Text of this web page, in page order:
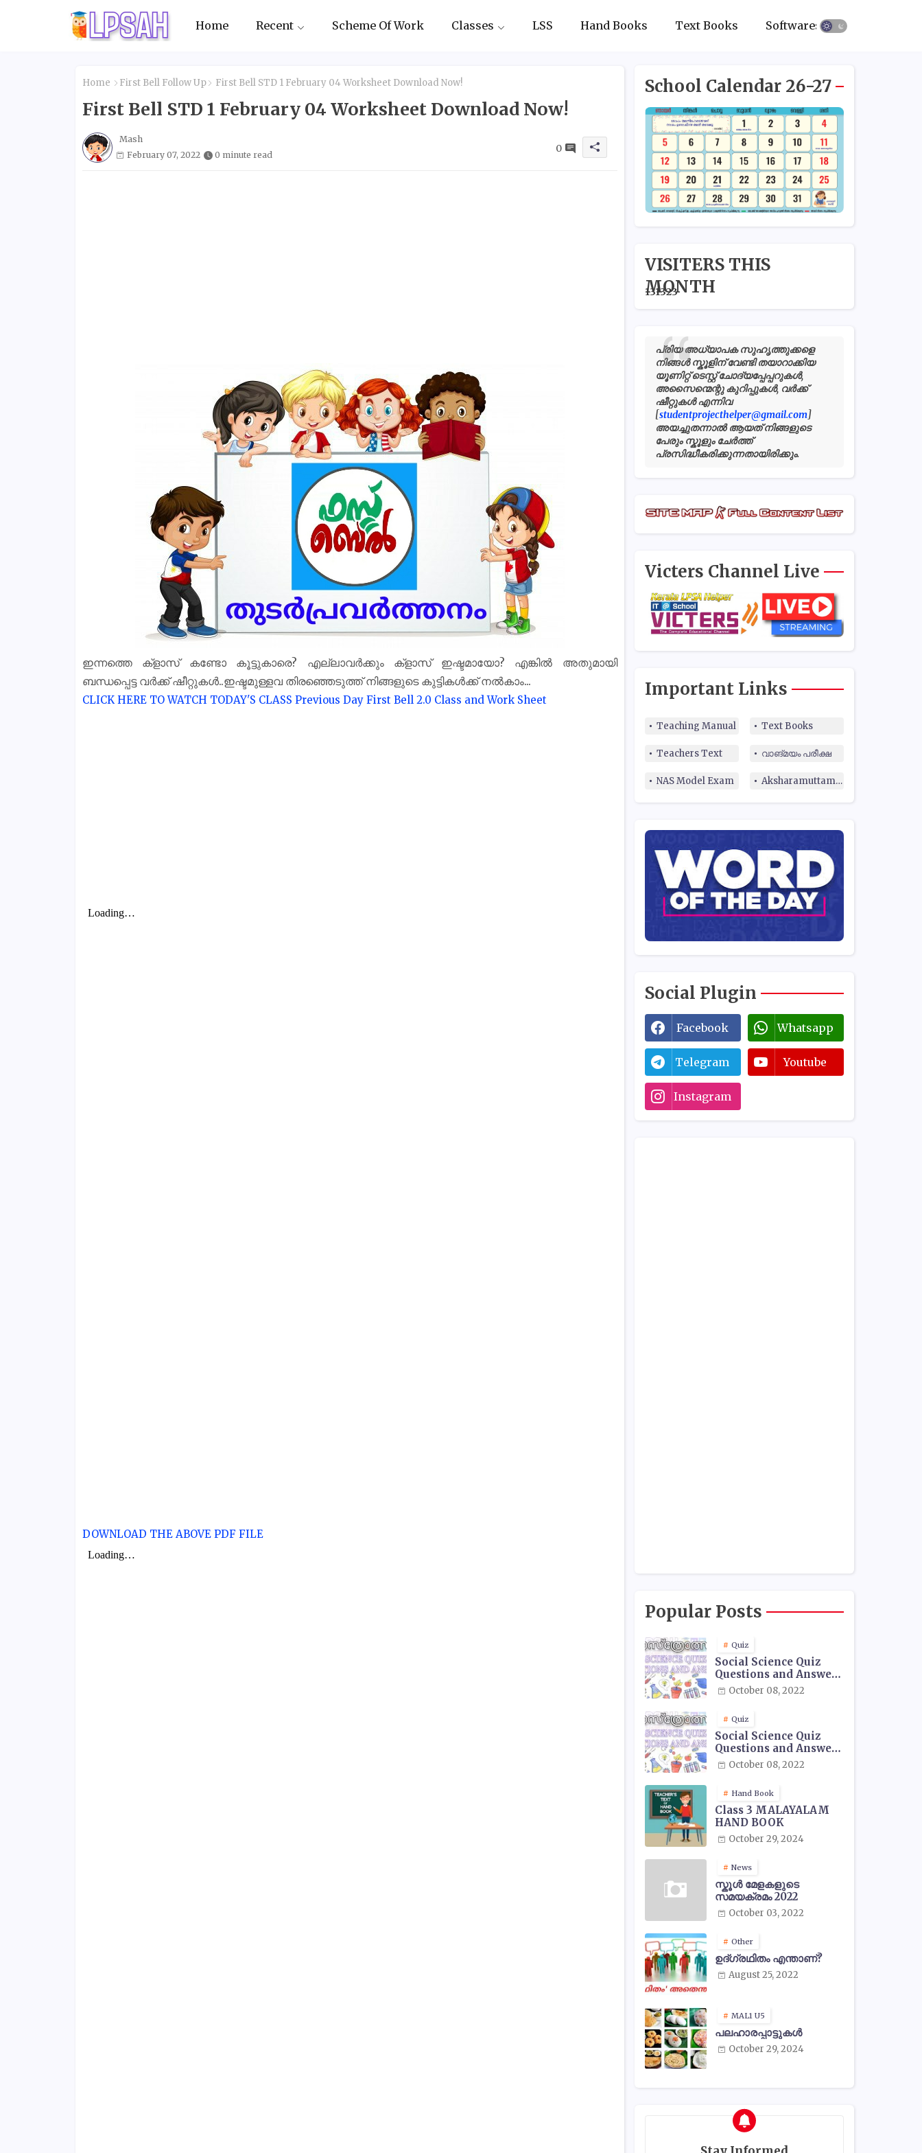
Home Recent Scheme Of Work Classes LSS Hand Books Text Books Softwares
Home First Bell Follow Up First Bell STD 1 February 04 Worksheet Download Now!
First Bell STD 1 February 04 Worksheet Download Now!
Mash
February 07, 2022
0 minute read
0
ഇന്നത്തെ ക്‌ളാസ് കണ്ടോ കൂട്ടുകാരെ? എല്ലാവർക്കും ക്‌ളാസ് ഇഷ്ടമായോ? എങ്കിൽ അതുമായി
ബന്ധപ്പെട്ട വർക്ക് ഷീറ്റുകൾ..ഇഷ്ടമുള്ളവ തിരഞ്ഞെടുത്ത് നിങ്ങളുടെ കുട്ടികൾക്ക് നൽകാം...
CLICK HERE TO WATCH TODAY'S CLASS Previous Day First Bell 2.0 Class and Work Sheet
DOWNLOAD THE ABOVE PDF FILE
School Calendar 26-27
VISITERS THIS
MONTH
131323
പ്രിയ അധ്യാപക സുഹൃത്തുക്കളെ
നിങ്ങൾ സ്കൂളിന് വേണ്ടി തയാറാക്കിയ
യൂണിറ്റ് ടെസ്റ്റ് ചോദ്യപ്പേപ്പറുകൾ,
അസൈന്മെന്റു കുറിപ്പുകൾ, വർക്ക്
ഷീറ്റുകൾ എന്നിവ
[studentprojecthelper@gmail.com]
അയച്ചുതന്നാൽ ആയത് നിങ്ങളുടെ
പേരും സ്കൂളും ചേർത്ത്
പ്രസിദ്ധീകരിക്കുന്നതായിരിക്കും.
Victers Channel Live
Important Links
Teaching Manual Text Books
Teachers Text വാങ്മയം പരീക്ഷ
NAS Model Exam Aksharamuttam Quiz
Social Plugin
Facebook Whatsapp
Telegram Youtube
Instagram
Popular Posts
Quiz
Social Science Quiz
Questions and Answers
- 01October 08, 2022
Quiz
Social Science Quiz
Questions and Answers
- 02October 08, 2022
Hand Book
Class 3 MALAYALAM
HAND BOOK
October 29, 2024
News
സ്കൂൾ മേളകളുടെ
സമയക്രമം 2022
October 03, 2022
Other
ഉദ്ഗ്രഥിതം എന്താണ്?
August 25, 2022
MAL1 U5
പലഹാരപ്പാട്ടുകൾ
October 29, 2024